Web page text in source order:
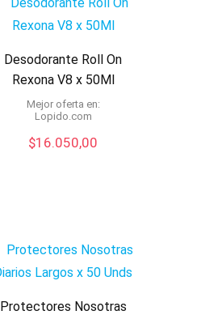
Desodorante Roll On
Rexona V8 x 50Ml
Mejor oferta en:
lopido.com
$16.050,00
Protectores Nosotras